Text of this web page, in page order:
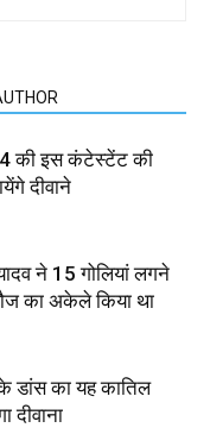
की इस कंटेस्टेंट की
दीवाने
ने 15 गोलियां लगने
का अकेले किया था
डांस का यह कातिल
दीवाना